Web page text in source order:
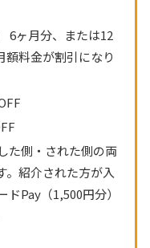
6ヶ月分、または12
額料金が割引になり
た側・された側の両
。紹介された方が入
Pay（1,500円分）